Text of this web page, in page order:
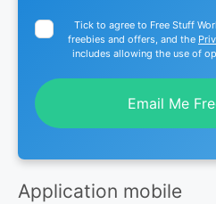
Tick to agree to Free Stuff
freebies and offers, and the
includes allowing the use of
Email Me
Application mobile